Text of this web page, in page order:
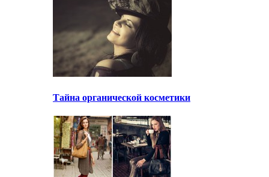
Тайна органической косметики